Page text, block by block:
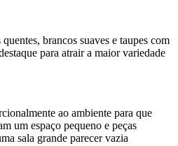
brancos suaves e taupes com
para atrair a maior variedade
ao ambiente para que
um espaço pequeno e peças
sala grande parecer vazia